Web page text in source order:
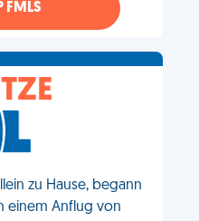
FMLS
zu Hause, begann
einem Anflug von